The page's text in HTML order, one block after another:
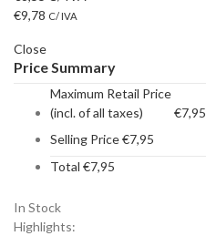
€9,78 C/ IVA
Close
Price Summary
Maximum Retail Price
(incl. of all taxes)
€7,95
Selling Price€7,95
Total €7,95
In Stock
Highlights: